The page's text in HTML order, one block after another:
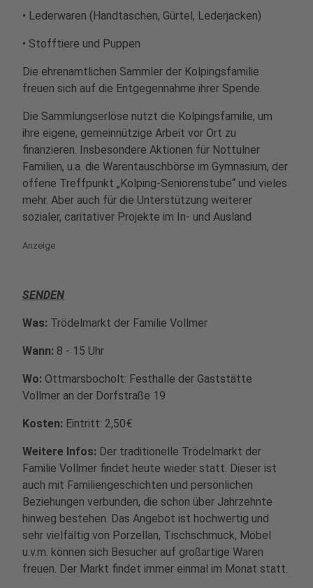
• Lederwaren (Handtaschen, Gürtel, Lederjacken)
• Stofftiere und Puppen
Die ehrenamtlichen Sammler der Kolpingsfamilie
freuen sich auf die Entgegennahme ihrer Spende.
Die Sammlungserlöse nutzt die Kolpingsfamilie, um
ihre eigene, gemeinnützige Arbeit vor Ort zu
finanzieren. Insbesondere Aktionen für Nottulner
Familien, u.a. die Warentauschbörse im Gymnasium, der
offene Treffpunkt „Kolping-Seniorenstube“ und vieles
mehr. Aber auch für die Unterstützung weiterer
sozialer, caritativer Projekte im In- und Ausland
Anzeige
SENDEN
Was: Trödelmarkt der Familie Vollmer
Wann: 8 - 15 Uhr
Wo: Ottmarsbocholt: Festhalle der Gaststätte
Vollmer an der Dorfstraße 19
Kosten: Eintritt: 2,50€
Weitere Infos: Der traditionelle Trödelmarkt der
Familie Vollmer findet heute wieder statt. Dieser ist
auch mit Familiengeschichten und persönlichen
Beziehungen verbunden, die schon über Jahrzehnte
hinweg bestehen. Das Angebot ist hochwertig und
sehr vielfältig von Porzellan, Tischschmuck, Möbel
u.v.m. können sich Besucher auf großartige Waren
freuen. Der Markt findet immer einmal im Monat statt.